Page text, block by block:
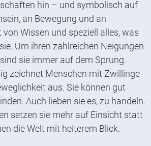
hin – und symbolisch auf
an Bewegung und an
Wissen und speziell alles, was
Um ihren zahlreichen Neigungen
sie immer auf dem Sprung.
zeichnet Menschen mit Zwillinge-
aus. Sie können gut
Auch lieben sie es, zu handeln.
setzen sie mehr auf Einsicht statt
die Welt mit heiterem Blick.